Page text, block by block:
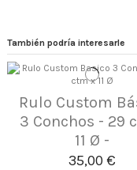
También podría interesarle
Rulo Custom
3 Conchos - 29
11 Ø -
35,00 €